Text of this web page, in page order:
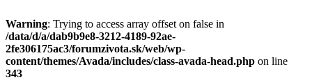
Warning: Trying to access array offset on false in
/data/d/a/dab9b9e8-3212-4189-92ae-
2fe306175ac3/forumzivota.sk/web/wp-
content/themes/Avada/includes/class-avada-head.php on line
343